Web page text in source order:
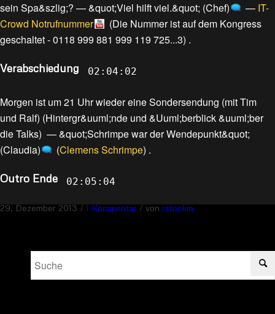
sein Spa&szlig;? —&quot;Viel hilft viel.&quot; (Chef) — IT-
Crowd Notrufnummer
(Die Nummer ist auf dem Kongress
geschaltet - 0118 999 881 999 119 725...3) .
Verabschiedung 02:04:02
Morgen ist um 21 Uhr wieder eine Sondersendung (mit Tim
und Ralf) (Hintergr&uuml;nde und &Uuml;berblick &uuml;ber
die Talks) —&quot;Schrimpe war der Wendepunkt&quot;
(Claudia)
(Clemens Schrimpe) .
Outro Ende 02:05:04
29. Dezember 2013 / 1 Kommentar / vonrstockm